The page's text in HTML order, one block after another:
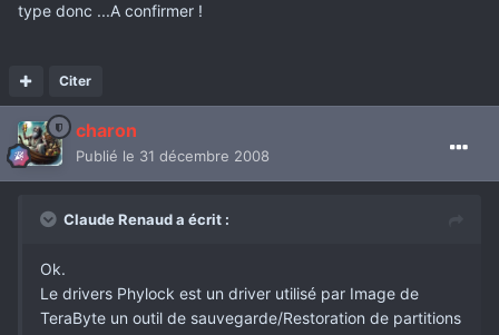
type donc ...A confirmer !
Citer
charon
Publié le 31 décembre 2008
Claude Renaud a écrit :
Ok.
Le drivers Phylock est un driver utilisé par Image de
TeraByte un outil de sauvegarde/Restoration de partitions